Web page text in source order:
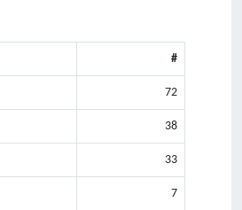
#
72
38
33
7